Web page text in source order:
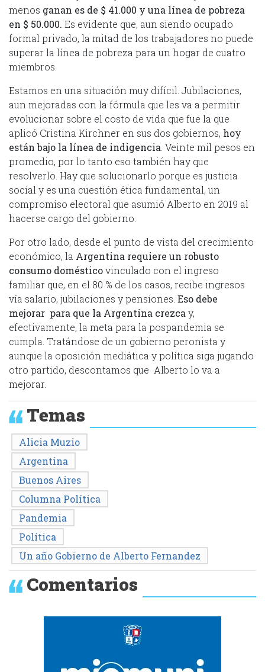
menos ganan es de $ 41.000 y una línea de pobreza
en $ 50.000. Es evidente que, aun siendo ocupado
formal privado, la mitad de los trabajadores no puede
superar la línea de pobreza para un hogar de cuatro
miembros.
Estamos en una situación muy difícil. Jubilaciones,
aun mejoradas con la fórmula que les va a permitir
evolucionar sobre el costo de vida que fue la que
aplicó Cristina Kirchner en sus dos gobiernos, hoy
están bajo la línea de indigencia . Veinte mil pesos en
promedio, por lo tanto eso también hay que
resolverlo. Hay que solucionarlo porque es justicia
social y es una cuestión ética fundamental, un
compromiso electoral que asumió Alberto en 2019 al
hacerse cargo del gobierno.
Por otro lado, desde el punto de vista del crecimiento
económico, la Argentina requiere un robusto
consumo domésticovinculado con el ingreso
familiar que, en el 80 % de los casos, recibe ingresos
vía salario, jubilaciones y pensiones. Eso debe
mejorar para que la Argentina crezca y,
efectivamente, la meta para la pospandemia se
cumpla. Tratándose de un gobierno peronista y
aunque la oposición mediática y política siga jugando
otro partido, descontamos que Alberto lo va a
mejorar.
Temas
Alicia Muzio
Argentina
Buenos Aires
Columna Política
Pandemia
Política
Un año Gobierno de Alberto Fernandez
Comentarios